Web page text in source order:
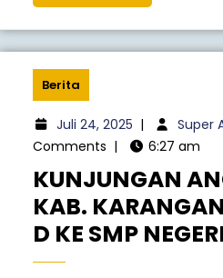
Berita
Juli 24, 2025 | Super
Comments | 6:27 am
KUNJUNGAN
KAB.
D KE SMP